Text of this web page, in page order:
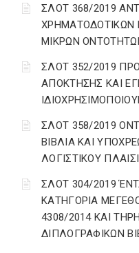
ΣΛΟΤ 368/2019
ΧΡΗΜΑΤΟΔΟΤΙΚΩΝ
ΜΙΚΡΩΝ
ΣΛΟΤ 352/2019
ΑΠΟΚΤΗΣΗΣ ΚΑΙ
ΣΛΟΤ 358/2019
ΒΙΒΛΙΑ ΚΑΙ
ΛΟΓΙΣΤΙΚΟΥ
ΣΛΟΤ 304/2019
ΚΑΤΗΓΟΡΙΑ
4308/2014 ΚΑΙ
ΔΙΠΛΟΓΡΑΦΙΚΩΝ